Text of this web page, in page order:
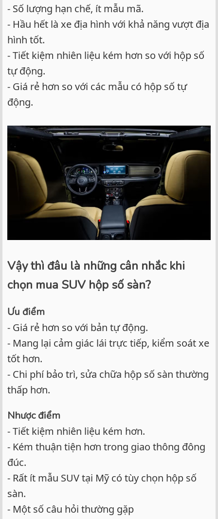
- Số lượng hạn chế, ít mẫu mã.
- Hầu hết là xe địa hình với khả năng vượt địa
hình tốt.
- Tiết kiệm nhiên liệu kém hơn so với hộp số
tự động.
- Giá rẻ hơn so với các mẫu có hộp số tự
động.
Vậy thì đâu là những cân nhắc khi
chọn mua SUV hộp số sàn?
Ưu điểm
- Giá rẻ hơn so với bản tự động.
- Mang lại cảm giác lái trực tiếp, kiểm soát xe
tốt hơn.
- Chi phí bảo trì, sửa chữa hộp số sàn thường
thấp hơn.
Nhược điểm
- Tiết kiệm nhiên liệu kém hơn.
- Kém thuận tiện hơn trong giao thông đông
đúc.
- Rất ít mẫu SUV tại Mỹ có tùy chọn hộp số
sàn.
- Một số câu hỏi thường gặp